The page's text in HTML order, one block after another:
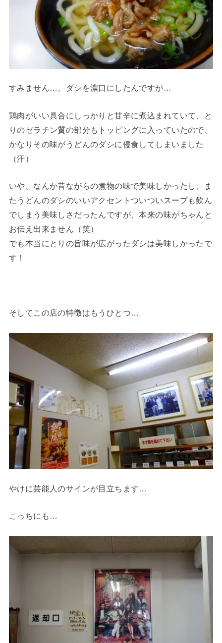
すみません…、ダシを濃口にしたんですが…
鶏肉がいい具合にしっかりと甘辛に煮込まれていて、と
りのゼラチン質の部分もトッピングに入っていたので、
かなりその味がうどんのダシに侵食してしまいました
（汗）
いや、なんか昔ながらの煮物の味で美味しかったし、ま
たうどんのダシのいいアクセントついついスープも飲ん
でしまう美味しさだったんですが、本来の味がちゃんと
お伝え出来ません（笑）
でも本当にとりの旨味が広がったダシは美味しかったで
す！
そしてこの店の特徴はもうひとつ…
やけに芸能人のサインが目立ちます…
こっちにも…